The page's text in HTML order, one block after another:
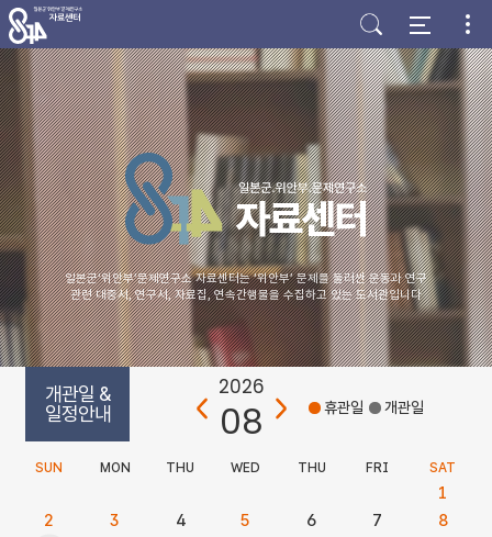
주
메
뉴
바
로
가
기
본
문
바
로
가
기
하
단
바
로
가
기
일본군‘위안부’문제연구소 자료센터는 ‘위안부’ 문제를 둘러싼 운동과 연구
관련 대중서, 연구서, 자료집, 연속간행물을 수집하고 있는 도서관입니다
개관일 &
일정안내
2026
08 휴관일 개관일
SUN MON THU WED THU FRI SAT
1
2
3 4 5 6 7
8